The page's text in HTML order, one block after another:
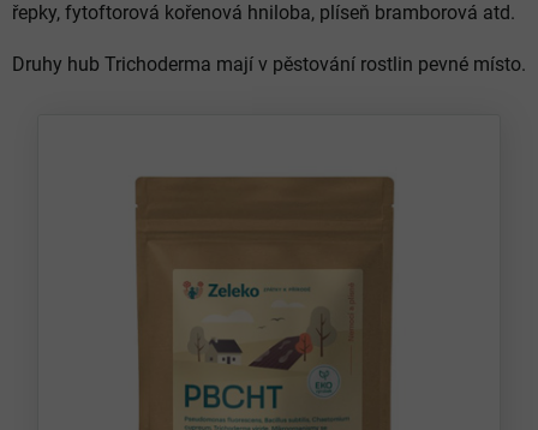
řepky, fytoftorová kořenová hniloba, plíseň bramborová atd.
Druhy hub Trichoderma mají v pěstování rostlin pevné místo.